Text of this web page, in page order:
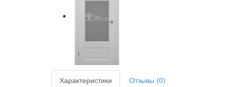
Характеристики Отзывы (0)